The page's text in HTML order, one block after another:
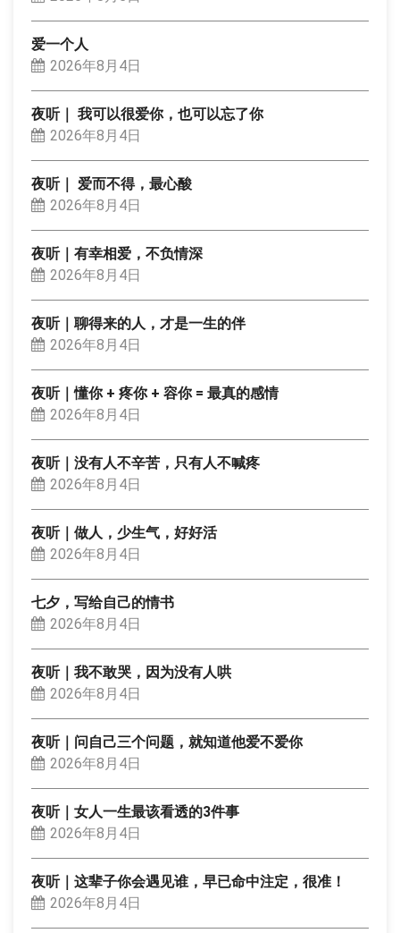
爱一个人
2026年8月4日
夜听｜ 我可以很爱你，也可以忘了你
2026年8月4日
夜听｜ 爱而不得，最心酸
2026年8月4日
夜听｜有幸相爱，不负情深
2026年8月4日
夜听｜聊得来的人，才是一生的伴
2026年8月4日
夜听｜懂你 + 疼你 + 容你 = 最真的感情
2026年8月4日
夜听｜没有人不辛苦，只有人不喊疼
2026年8月4日
夜听｜做人，少生气，好好活
2026年8月4日
七夕，写给自己的情书
2026年8月4日
夜听｜我不敢哭，因为没有人哄
2026年8月4日
夜听｜问自己三个问题，就知道他爱不爱你
2026年8月4日
夜听｜女人一生最该看透的3件事
2026年8月4日
夜听｜这辈子你会遇见谁，早已命中注定，很准！
2026年8月4日